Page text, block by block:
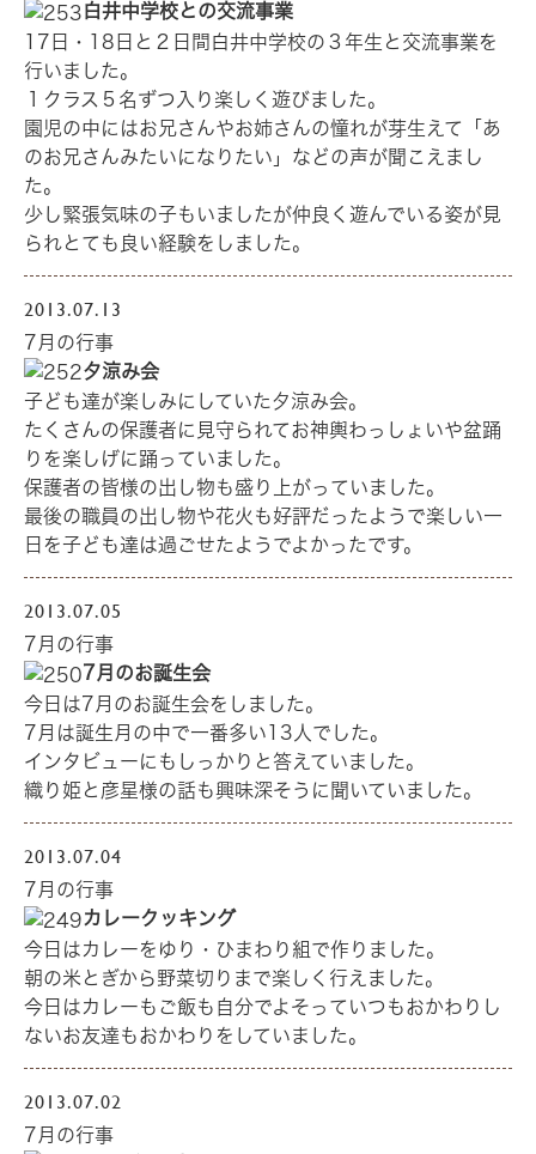
白井中学校との交流事業
17日・18日と２日間白井中学校の３年生と交流事業を
行いました。
１クラス５名ずつ入り楽しく遊びました。
園児の中にはお兄さんやお姉さんの憧れが芽生えて「あ
のお兄さんみたいになりたい」などの声が聞こえまし
た。
少し緊張気味の子もいましたが仲良く遊んでいる姿が見
られとても良い経験をしました。
2013.07.13
7月の行事
夕涼み会
子ども達が楽しみにしていた夕涼み会。
たくさんの保護者に見守られてお神輿わっしょいや盆踊
りを楽しげに踊っていました。
保護者の皆様の出し物も盛り上がっていました。
最後の職員の出し物や花火も好評だったようで楽しい一
日を子ども達は過ごせたようでよかったです。
2013.07.05
7月の行事
7月のお誕生会
今日は7月のお誕生会をしました。
7月は誕生月の中で一番多い13人でした。
インタビューにもしっかりと答えていました。
織り姫と彦星様の話も興味深そうに聞いていました。
2013.07.04
7月の行事
カレークッキング
今日はカレーをゆり・ひまわり組で作りました。
朝の米とぎから野菜切りまで楽しく行えました。
今日はカレーもご飯も自分でよそっていつもおかわりし
ないお友達もおかわりをしていました。
2013.07.02
7月の行事